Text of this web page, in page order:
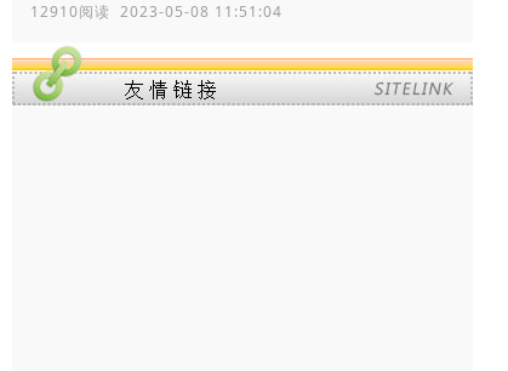
12910阅读 2023-05-08 11:51:04